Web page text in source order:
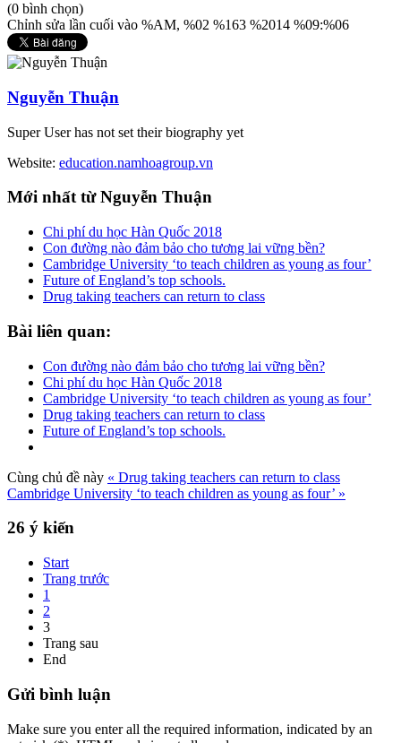
(0 bình chọn)
Chỉnh sửa lần cuối vào %AM, %02 %163 %2014 %09:%06
Nguyễn Thuận
Super User has not set their biography yet
Website: education.namhoagroup.vn
Mới nhất từ Nguyễn Thuận
Chi phí du học Hàn Quốc 2018
Con đường nào đảm bảo cho tương lai vững bền?
Cambridge University ‘to teach children as young as four’
Future of England’s top schools.
Drug taking teachers can return to class
Bài liên quan:
Con đường nào đảm bảo cho tương lai vững bền?
Chi phí du học Hàn Quốc 2018
Cambridge University ‘to teach children as young as four’
Drug taking teachers can return to class
Future of England’s top schools.
Cùng chủ đề này « Drug taking teachers can return to class
Cambridge University ‘to teach children as young as four’ »
26 ý kiến
Start
Trang trước
1
2
3
Trang sau
End
Gửi bình luận
Make sure you enter all the required information, indicated by an